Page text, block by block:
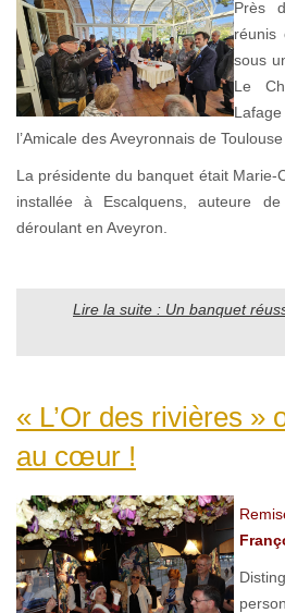
Près
réunis
sous
Le
l’Amicale des Aveyronnais de
La présidente du banquet était Marie-
installée à Escalquens, auteure
déroulant en Aveyron.
Lire la suite : Un banquet
« L’Or des rivières
au cœur !